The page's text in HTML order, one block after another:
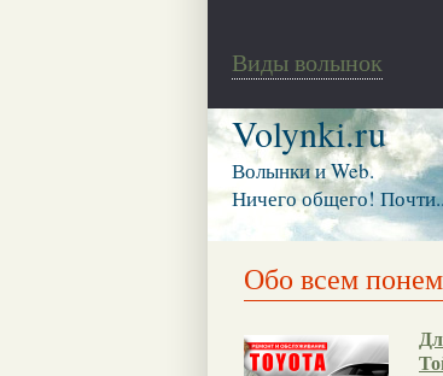
Виды волынок
Volynki.ru
Волынки и Web.
Ничего общего!
Обо всем